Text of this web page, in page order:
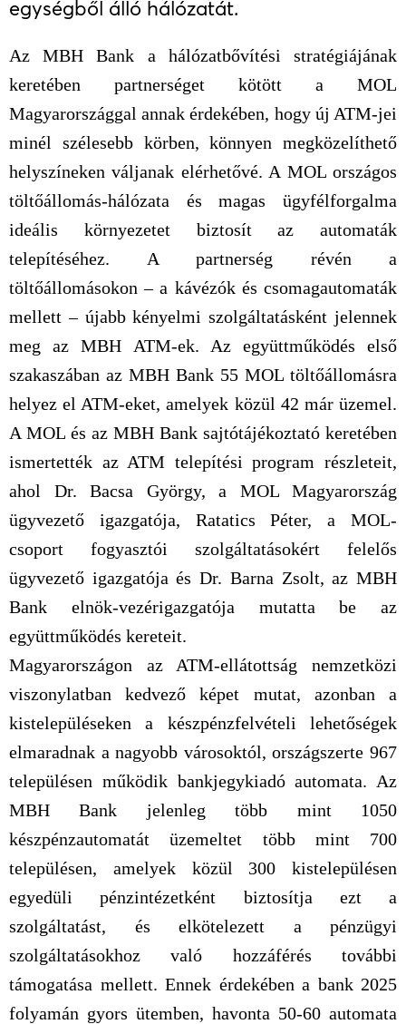
egységből álló hálózatát.
Az MBH Bank a hálózatbővítési stratégiájának
keretében partnerséget kötött a MOL
Magyarországgal annak érdekében, hogy új ATM-jei
minél szélesebb körben, könnyen megközelíthető
helyszíneken váljanak elérhetővé. A MOL országos
töltőállomás-hálózata és magas ügyfélforgalma
ideális környezetet biztosít az automaták
telepítéséhez. A partnerség révén a
töltőállomásokon – a kávézók és csomagautomaták
mellett – újabb kényelmi szolgáltatásként jelennek
meg az MBH ATM-ek. Az együttműködés első
szakaszában az MBH Bank 55 MOL töltőállomásra
helyez el ATM-eket, amelyek közül 42 már üzemel.
A MOL és az MBH Bank sajtótájékoztató keretében
ismertették az ATM telepítési program részleteit,
ahol Dr. Bacsa György, a MOL Magyarország
ügyvezető igazgatója, Ratatics Péter, a MOL-
csoport fogyasztói szolgáltatásokért felelős
ügyvezető igazgatója és Dr. Barna Zsolt, az MBH
Bank elnök-vezérigazgatója mutatta be az
együttműködés kereteit.
Magyarországon az ATM-ellátottság nemzetközi
viszonylatban kedvező képet mutat, azonban a
kistelepüléseken a készpénzfelvételi lehetőségek
elmaradnak a nagyobb városoktól, országszerte 967
településen működik bankjegykiadó automata. Az
MBH Bank jelenleg több mint 1050
készpénzautomatát üzemeltet több mint 700
településen, amelyek közül 300 kistelepülésen
egyedüli pénzintézetként biztosítja ezt a
szolgáltatást, és elkötelezett a pénzügyi
szolgáltatásokhoz való hozzáférés további
támogatása mellett. Ennek érdekében a bank 2025
folyamán gyors ütemben, havonta 50-60 automata